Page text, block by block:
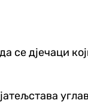
се дјечаци